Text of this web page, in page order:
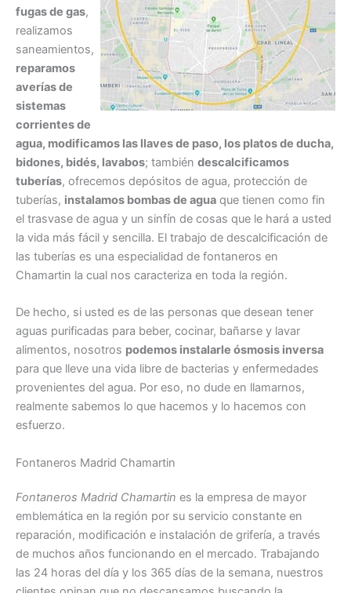
fugas de gas,
realizamos
saneamientos,
reparamos
averías de
sistemas
corrientes de
agua, modificamos las llaves de paso, los platos de ducha,
bidones, bidés, lavabos; también descalcificamos
tuberías, ofrecemos depósitos de agua, protección de
tuberías, instalamos bombas de agua que tienen como fin
el trasvase de agua y un sinfín de cosas que le hará a usted
la vida más fácil y sencilla. El trabajo de descalcificación de
las tuberías es una especialidad de fontaneros en
Chamartin la cual nos caracteriza en toda la región.
De hecho, si usted es de las personas que desean tener
aguas purificadas para beber, cocinar, bañarse y lavar
alimentos, nosotros podemos instalarle ósmosis inversa
para que lleve una vida libre de bacterias y enfermedades
provenientes del agua. Por eso, no dude en llamarnos,
realmente sabemos lo que hacemos y lo hacemos con
esfuerzo.
Fontaneros Madrid Chamartin
Fontaneros Madrid Chamartin es la empresa de mayor
emblemática en la región por su servicio constante en
reparación, modificación e instalación de grifería, a través
de muchos años funcionando en el mercado. Trabajando
las 24 horas del día y los 365 días de la semana, nuestros